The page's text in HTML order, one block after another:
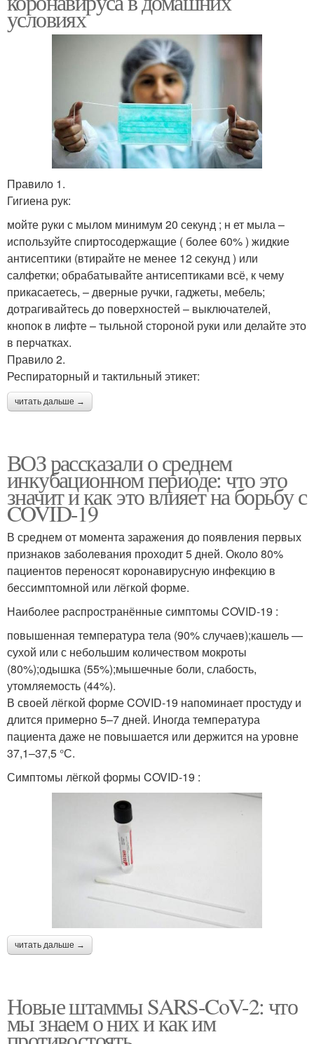
условиях
Правило 1.
Гигиена рук:
мойте руки с мылом минимум 20 секунд ; н ет мыла –
используйте спиртосодержащие ( более 60% ) жидкие
антисептики (втирайте не менее 12 секунд ) или
салфетки; обрабатывайте антисептиками всё, к чему
прикасаетесь, – дверные ручки, гаджеты, мебель;
дотрагивайтесь до поверхностей – выключателей,
кнопок в лифте – тыльной стороной руки или делайте это
в перчатках.
Правило 2.
Респираторный и тактильный этикет:
читать дальше →
ВОЗ рассказали о среднем
инкубационном периоде: что это
значит и как это влияет на борьбу с
COVID-19
В среднем от момента заражения до появления первых
признаков заболевания проходит 5 дней. Около 80%
пациентов переносят коронавирусную инфекцию в
бессимптомной или лёгкой форме.
Наиболее распространённые симптомы COVID-19 :
повышенная температура тела (90% случаев);кашель —
сухой или с небольшим количеством мокроты
(80%);одышка (55%);мышечные боли, слабость,
утомляемость (44%).
В своей лёгкой форме COVID-19 напоминает простуду и
длится примерно 5–7 дней. Иногда температура
пациента даже не повышается или держится на уровне
37,1–37,5 °С.
Симптомы лёгкой формы COVID-19 :
читать дальше →
Новые штаммы SARS-CoV-2: что
мы знаем о них и как им